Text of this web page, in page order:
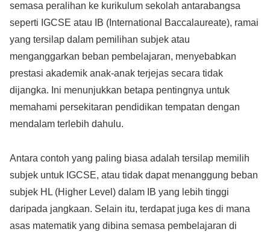
semasa peralihan ke kurikulum sekolah antarabangsa
seperti IGCSE atau IB (International Baccalaureate), ramai
yang tersilap dalam pemilihan subjek atau
menganggarkan beban pembelajaran, menyebabkan
prestasi akademik anak-anak terjejas secara tidak
dijangka. Ini menunjukkan betapa pentingnya untuk
memahami persekitaran pendidikan tempatan dengan
mendalam terlebih dahulu.
Antara contoh yang paling biasa adalah tersilap memilih
subjek untuk IGCSE, atau tidak dapat menanggung beban
subjek HL (Higher Level) dalam IB yang lebih tinggi
daripada jangkaan. Selain itu, terdapat juga kes di mana
asas matematik yang dibina semasa pembelajaran di